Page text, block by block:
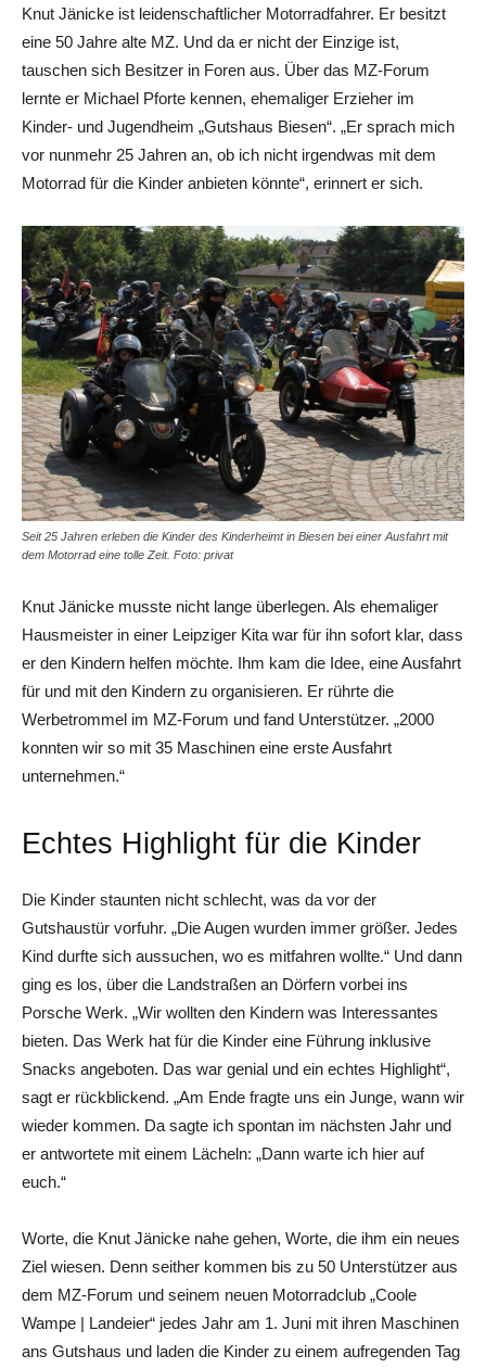
Knut Jänicke ist leidenschaftlicher Motorradfahrer. Er besitzt
eine 50 Jahre alte MZ. Und da er nicht der Einzige ist,
tauschen sich Besitzer in Foren aus. Über das MZ-Forum
lernte er Michael Pforte kennen, ehemaliger Erzieher im
Kinder- und Jugendheim „Gutshaus Biesen“. „Er sprach mich
vor nunmehr 25 Jahren an, ob ich nicht irgendwas mit dem
Motorrad für die Kinder anbieten könnte“, erinnert er sich.
Seit 25 Jahren erleben die Kinder des Kinderheimt in Biesen bei einer Ausfahrt mit
dem Motorrad eine tolle Zeit. Foto: privat
Knut Jänicke musste nicht lange überlegen. Als ehemaliger
Hausmeister in einer Leipziger Kita war für ihn sofort klar, dass
er den Kindern helfen möchte. Ihm kam die Idee, eine Ausfahrt
für und mit den Kindern zu organisieren. Er rührte die
Werbetrommel im MZ-Forum und fand Unterstützer. „2000
konnten wir so mit 35 Maschinen eine erste Ausfahrt
unternehmen.“
Echtes Highlight für die Kinder
Die Kinder staunten nicht schlecht, was da vor der
Gutshaustür vorfuhr. „Die Augen wurden immer größer. Jedes
Kind durfte sich aussuchen, wo es mitfahren wollte.“ Und dann
ging es los, über die Landstraßen an Dörfern vorbei ins
Porsche Werk. „Wir wollten den ­Kindern was Interessantes
bieten. Das Werk hat für die Kinder eine Führung in­klusive
Snacks angeboten. Das war genial und ein echtes Highlight“,
sagt er rückblickend. „Am Ende fragte uns ein Junge, wann wir
­wieder kommen. Da sagte ich spontan im nächsten Jahr und
er antwortete mit einem Lächeln: „Dann warte ich hier auf
euch.“
Worte, die Knut Jänicke nahe gehen, Worte, die ihm ein neues
Ziel wiesen. Denn seither kommen bis zu 50 Unterstützer aus
dem MZ-Forum und seinem neuen Motorradclub „Coole
Wampe | Landeier“ jedes Jahr am 1. Juni mit ihren Maschinen
ans Gutshaus und laden die Kinder zu einem aufregenden Tag